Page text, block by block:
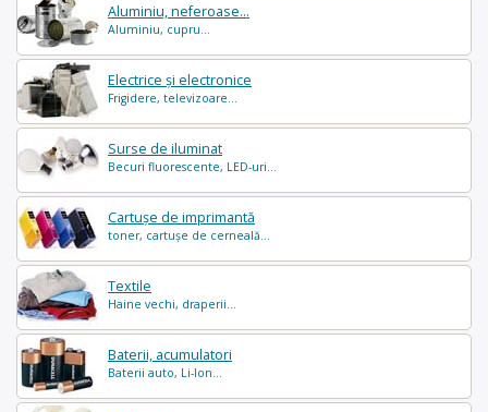
Aluminiu, neferoase...
Aluminiu, cupru...
Electrice și electronice
Frigidere, televizoare...
Surse de iluminat
Becuri fluorescente, LED-uri...
Cartușe de imprimantă
toner, cartușe de cerneală...
Textile
Haine vechi, draperii...
Baterii, acumulatori
Baterii auto, Li-Ion...